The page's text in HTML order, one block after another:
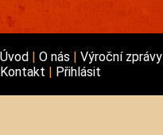
Úvod O nás Výroční zprávy
Kontakt
Přihlásit